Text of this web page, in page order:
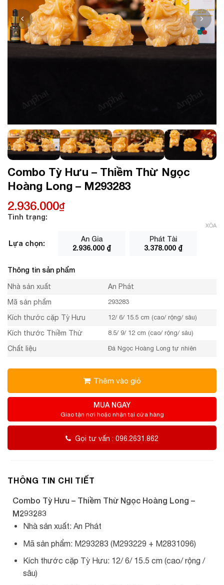
Combo Tỳ Hưu – Thiềm Thừ Ngọc
Hoàng Long – M293283
2.936.000₫
Tình trạng:
Lựa chọn:
An Gia
2.936.000 ₫
Phát Tài
3.378.000 ₫
XÓA
Thông tin sản phẩm
Nhà sản xuất
An Phát
Mã sản phẩm
293283
Kích thước cặp Tỳ Hưu 12/ 6/ 15.5 cm (cao/ rộng/ sâu)
Kích thước Thiềm Thừ 8.5/ 9/ 12 cm (cao/ rộng/ sâu)
Chất liệu Đá Ngọc Hoàng Long tự nhiên
Thêm vào giỏ
MUA NGAY
Giao tận nơi hoặc nhận tại cửa hàng
Gọi tư vấn : 096.2631.862
THÔNG TIN CHI TIẾT
Combo Tỳ Hưu – Thiềm Thừ Ngọc Hoàng Long –
M293283
Nhà sản xuất: An Phát
Mã sản phẩm: M293283 (M293229 + M2831096)
Kích thước cặp Tỳ Hưu: 12/ 6/ 15.5 cm (cao/ rộng /
sâu)